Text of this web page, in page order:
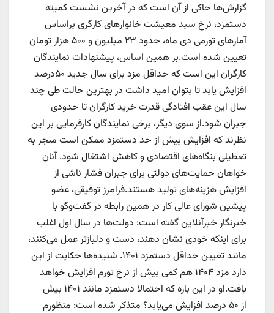
گزارش‌ها حاکی از آن است که در آخرین نشست کمیته
دستمزد، نرخ سبد معیشت خانوارهای کارگری براساس
آمارهای تورمی دی ماه، حدود ۲۳ میلیون و ۵۰۰ هزار تومان
تعیین شده است.بر همین اساس، پیشنهادات نمایندگان
کارگران این است که حداقل مزد برای سال جدید ۵۰درصد
افزایش یابد تا بتوان امید داشت در بهترین حالت طی چند
سال این عقب افتادگی قدرت خرید کارگران تا حدودی
جبران شود.از سوی دیگر، برخی نمایندگان کارفرمایی بر این
نظرند که افزایش بیش از حد دستمزد ممکن است منجر به
تعطیلی بنگاه‌های اقتصادی و کاهش اشتغال شود. آنان
خواهان حمایت‌های دولتی برای جبران فشار ناشی از
افزایش هزینه‌های تولید هستند.فرامرز توفیقی، عضو
پیشین شورای عالی کار در همین رابطه در گفت‌وگو با
خبرنگار خبرآنلاین گفته است: دولت‌ها در سال اول اغلب
برای اینکه خودی نشان دهند، دست و دلبازتر عمل می‌کنند،
مانند تعیین حداقل دستمزد ‌۱۴۰۱. شنیده‌ها حکایت از این
دارد مزد ۱۴۰۴ هم کمی بیش از نرخ تورم افزایش خواهد
یافت.او در این باره که احتمالا دستمزد مانند ۱۴۰۱ بیش
از ۵۰ درصد افزایش می‌یابد؟ متذکر شده است: منظورم